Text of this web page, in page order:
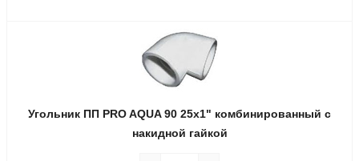
Угольник ПП PRO AQUA 90 25x1" комбинированный с
накидной гайкой